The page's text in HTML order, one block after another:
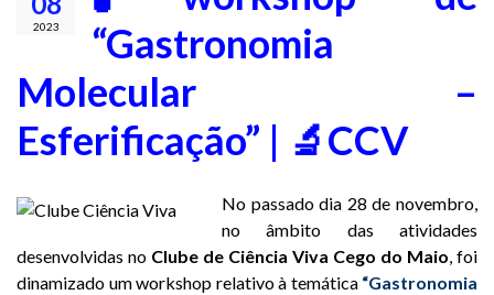
2023
“Gastronomia
Molecular –
Esferificação” | 🔬CCV
No passado dia 28 de novembro,
no âmbito das atividades
desenvolvidas no Clube de Ciência Viva Cego do Maio, foi
dinamizado um workshop relativo à temática “Gastronomia